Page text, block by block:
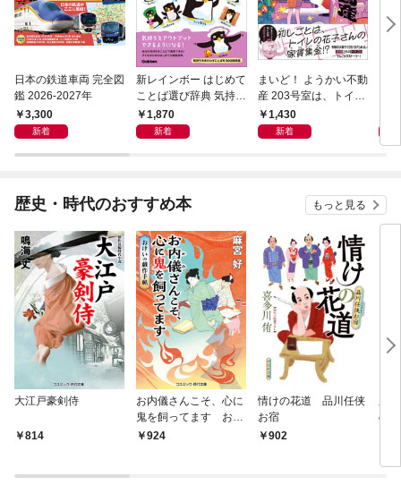
日本の鉄道車両 完全図
鑑 2026-2027年
3,300
新着
新レインボー はじめて
ことば選び辞典 気持ち
のことば
1,870
新着
まいど！ ようかい不動
産 203号室は、トイレ
の花子さんの部屋？
1,430
新着
歴史・時代のおすすめ本 もっと見る
大江戸豪剣侍
814
お内儀さんこそ、心に
鬼を飼ってます おけ
いの戯作手帖
924
情けの花道 品川任侠
お宿
902
の